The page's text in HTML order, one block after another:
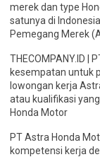
merek dan type
satunya di
Pemegang Merek
THECOMPANY.ID |
kesempatan untuk
lowongan kerja
atau kualifikasi
Honda Motor
PT Astra Honda
kompetensi kerja